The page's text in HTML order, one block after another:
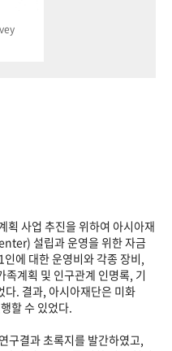
사업 추진을 위하여 아시아재
설립과 운영을 위한 자금
에 대한 운영비와 각종 장비,
계획 및 인구관계 인명록, 기
다. 결과, 아시아재단은 미화
할 수 있었다.
구결과 초록지를 발간하였고,